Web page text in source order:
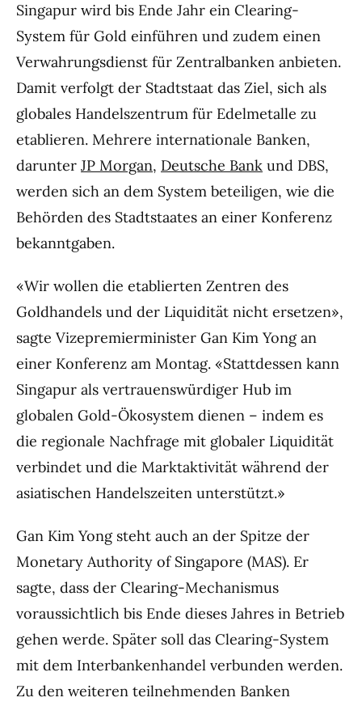
Singapur wird bis Ende Jahr ein Clearing-
System für Gold einführen und zudem einen
Verwahrungsdienst für Zentralbanken anbieten.
Damit verfolgt der Stadtstaat das Ziel, sich als
globales Handelszentrum für Edelmetalle zu
etablieren. Mehrere internationale Banken,
darunter JP Morgan, Deutsche Bank und DBS,
werden sich an dem System beteiligen, wie die
Behörden des Stadtstaates an einer Konferenz
bekanntgaben.
«Wir wollen die etablierten Zentren des
Goldhandels und der Liquidität nicht ersetzen»,
sagte Vizepremierminister Gan Kim Yong an
einer Konferenz am Montag. «Stattdessen kann
Singapur als vertrauenswürdiger Hub im
globalen Gold-Ökosystem dienen – indem es
die regionale Nachfrage mit globaler Liquidität
verbindet und die Marktaktivität während der
asiatischen Handelszeiten unterstützt.»
Gan Kim Yong steht auch an der Spitze der
Monetary Authority of Singapore (MAS). Er
sagte, dass der Clearing-Mechanismus
voraussichtlich bis Ende dieses Jahres in Betrieb
gehen werde. Später soll das Clearing-System
mit dem Interbankenhandel verbunden werden.
Zu den weiteren teilnehmenden Banken